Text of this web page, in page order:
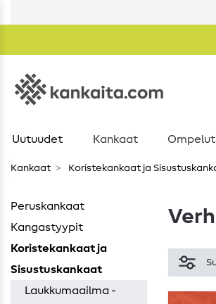
Uutuudet Kankaat
Kankaat Koristekankaat ja
Peruskankaat
Kangastyypit
Koristekankaat ja
Sisustuskankaat
Laukkumaailma -